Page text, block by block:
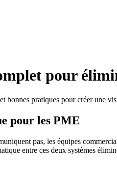
pour
pratiques pour créer une
pour les PME
pas, les équipes
entre ces deux systèmes